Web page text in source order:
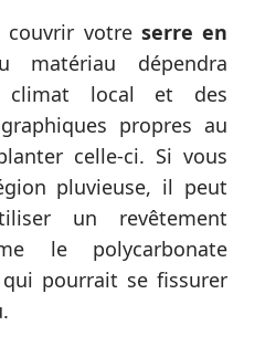
couvrir votre serre en
dépendra
climat local et des
propres au
celle-ci. Si vous
pluvieuse, il peut
un revêtement
le polycarbonate
pourrait se fissurer